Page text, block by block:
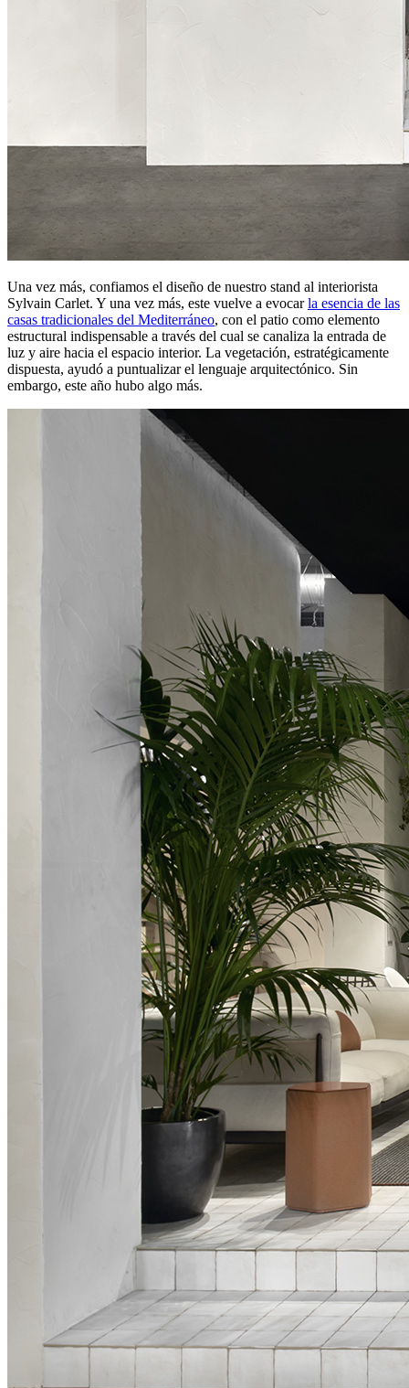
Una vez más, confiamos el diseño de nuestro stand al interiorista
Sylvain Carlet. Y una vez más, este vuelve a evocarla esencia de las
casas tradicionales del Mediterráneo, con el patio como elemento
estructural indispensable a través del cual se canaliza la entrada de
luz y aire hacia el espacio interior. La vegetación, estratégicamente
dispuesta, ayudó a puntualizar el lenguaje arquitectónico. Sin
embargo, este año hubo algo más.